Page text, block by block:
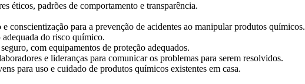
éticos, padrões de comportamento e transparência.
conscientização para a prevenção de acidentes ao manipular produtos químicos.
adequada do risco químico.
com equipamentos de proteção adequados.
e lideranças para comunicar os problemas para serem resolvidos.
para uso e cuidado de produtos químicos existentes em casa.